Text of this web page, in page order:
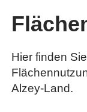
Hier finden
Alzey-Land.